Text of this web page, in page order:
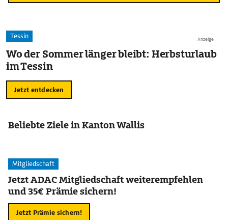
Anzeige
Tessin
Wo der Sommer länger bleibt: Herbsturlaub
im Tessin
Jetzt entdecken
Beliebte Ziele in Kanton Wallis
Mitgliedschaft
Jetzt ADAC Mitgliedschaft weiterempfehlen
und 35€ Prämie sichern!
Jetzt Prämie sichern!